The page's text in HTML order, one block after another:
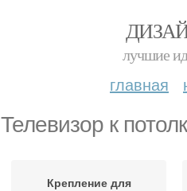
лучшие
главная
Телевизор к
Крепление для